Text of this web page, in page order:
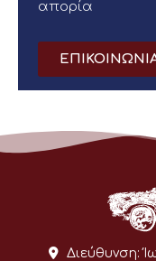
απορία
Διεύθυνση: